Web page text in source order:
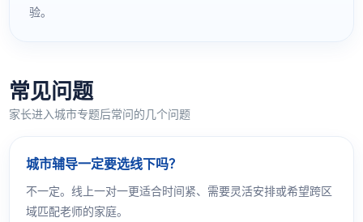
验。
常见问题
家长进入城市专题后常问的几个问题
城市辅导一定要选线下吗？
不一定。线上一对一更适合时间紧、需要灵活安排或希望跨区
域匹配老师的家庭。